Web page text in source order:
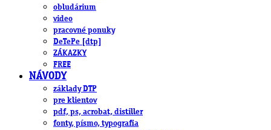
obludárium
video
pracovné ponuky
DeTePe [dtp]
ZÁKAZKY
FREE
NÁVODY
základy DTP
pre klientov
pdf, ps, acrobat, distiller
fonty, písmo, typografia